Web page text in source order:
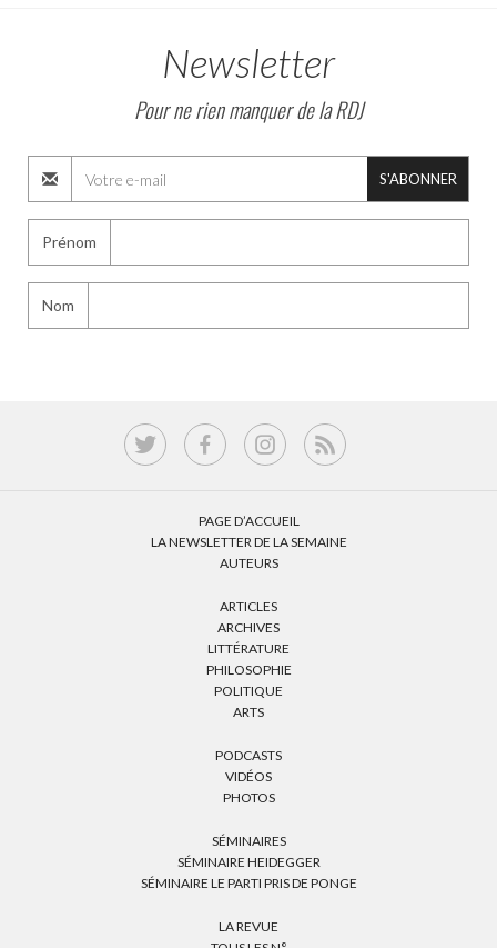
Newsletter
Pour ne rien manquer de la RDJ
S'ABONNER
Prénom
Nom
PAGE D’ACCUEIL
LA NEWSLETTER DE LA SEMAINE
AUTEURS
ARTICLES
ARCHIVES
LITTÉRATURE
PHILOSOPHIE
POLITIQUE
ARTS
PODCASTS
VIDÉOS
PHOTOS
SÉMINAIRES
SÉMINAIRE HEIDEGGER
SÉMINAIRE LE PARTI PRIS DE PONGE
LA REVUE